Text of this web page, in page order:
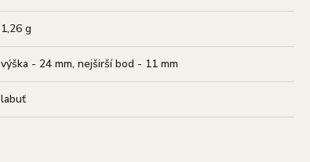
1,26 g
výška - 24 mm, nejširší bod - 11 mm
labuť